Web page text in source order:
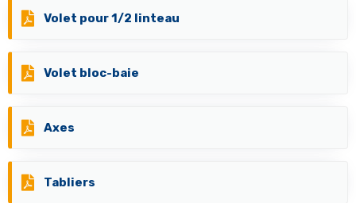
Volet pour 1/2 linteau
Volet bloc-baie
Axes
Tabliers